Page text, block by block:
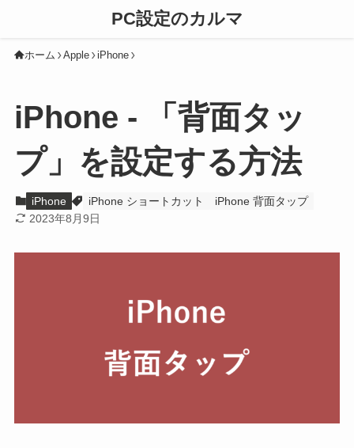
PC設定のカルマ
ホーム Apple iPhone
iPhone - 「背面タッ
プ」を設定する方法
iPhone iPhone ショートカット
iPhone 背面タップ
2023年8月9日